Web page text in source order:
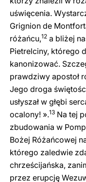
uświęcenia.
Grignion de
różańcu,12 a bliżej
Pietrelciny, którego
kanonizować.
prawdziwy apostoł
Jego droga
usłyszał w głębi
ocalony! ».13 Na tej
zbudowania w
Bożej Różańcowej
którego zaledwie
chrześcijańska,
przez erupcję